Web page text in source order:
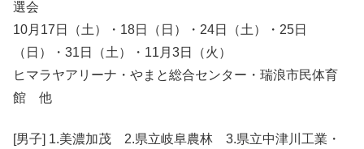
選会
10月17日（土）・18日（日）・24日（土）・25日
（日）・31日（土）・11月3日（火）
ヒマラヤアリーナ・やまと総合センター・瑞浪市民体育
館 他
[男子] 1.美濃加茂 2.県立岐阜農林 3.県立中津川工業・